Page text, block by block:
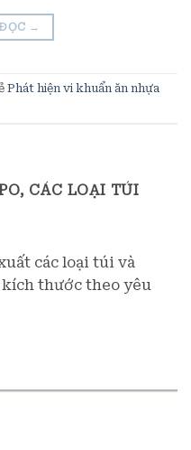
→
Phát hiện vi khuẩn ăn nhựa
CÁC LOẠI TÚI
các loại túi và
thước theo yêu